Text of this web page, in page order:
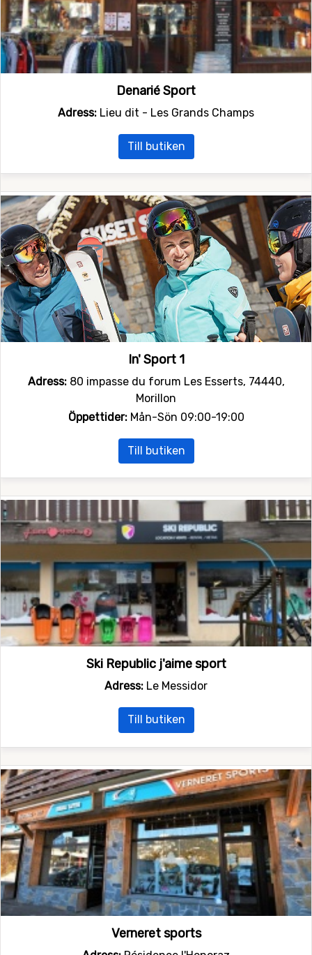
Denarié Sport
Adress: Lieu dit - Les Grands Champs
Till butiken
In' Sport 1
Adress:80 impasse du forum Les Esserts, 74440,
Morillon
Öppettider:Mån-Sön 09:00-19:00
Till butiken
Ski Republic j'aime sport
Adress: Le Messidor
Till butiken
Verneret sports